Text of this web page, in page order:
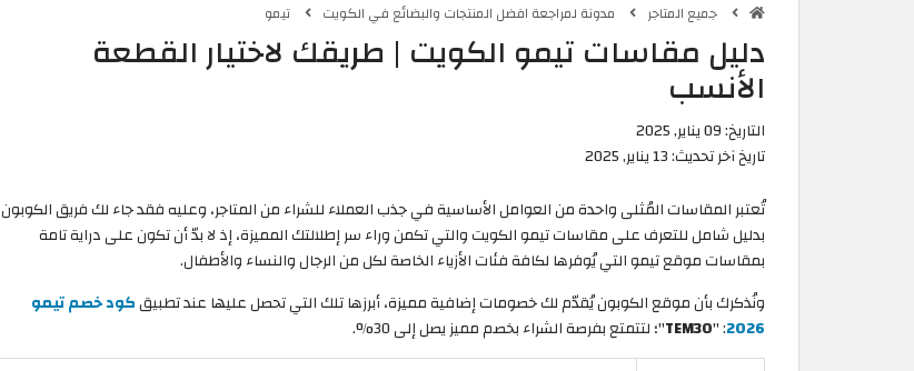
جميع المتاجر مدونة لمراجعة افضل المنتجات والبضائع في الكويت تيمو
دليل مقاسات تيمو الكويت | طريقك لاختيار القطعة
الأنسب
التاريخ:09 يناير, 2025
تاريخ آخر تحديث:13 يناير, 2025
تُعتبر المقاسات المُثلى واحدة من العوامل الأساسية في جذب العملاء للشراء من المتاجر، وعليه فقد جاء لك فريق الكوبون
بدليل شامل للتعرف على مقاسات تيمو الكويت والتي تكمن وراء سر إطلالتك المميزة، إذ لا بدّ أن تكون على دراية تامة
بمقاسات موقع تيمو التي يُوفرها لكافة فئات الأزياء الخاصة لكل من الرجال والنساء والأطفال.
ونُذكرك بأن موقع الكوبون يُقدّم لك خصومات إضافية مميزة، أبرزها تلك التي تحصل عليها عند تطبيقكود خصم تيمو
2026
: "
TEM30"؛ لتتمتع بفرصة الشراء بخصم مميز يصل إلى 30%.